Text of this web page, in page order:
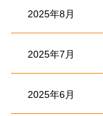
2025年8月
2025年7月
2025年6月